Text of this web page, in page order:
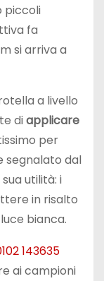
piccoli
fa
si arriva a
a livello
diapplicare
per
segnalato dal
utilità: i
in risalto
bianca.
ai campioni